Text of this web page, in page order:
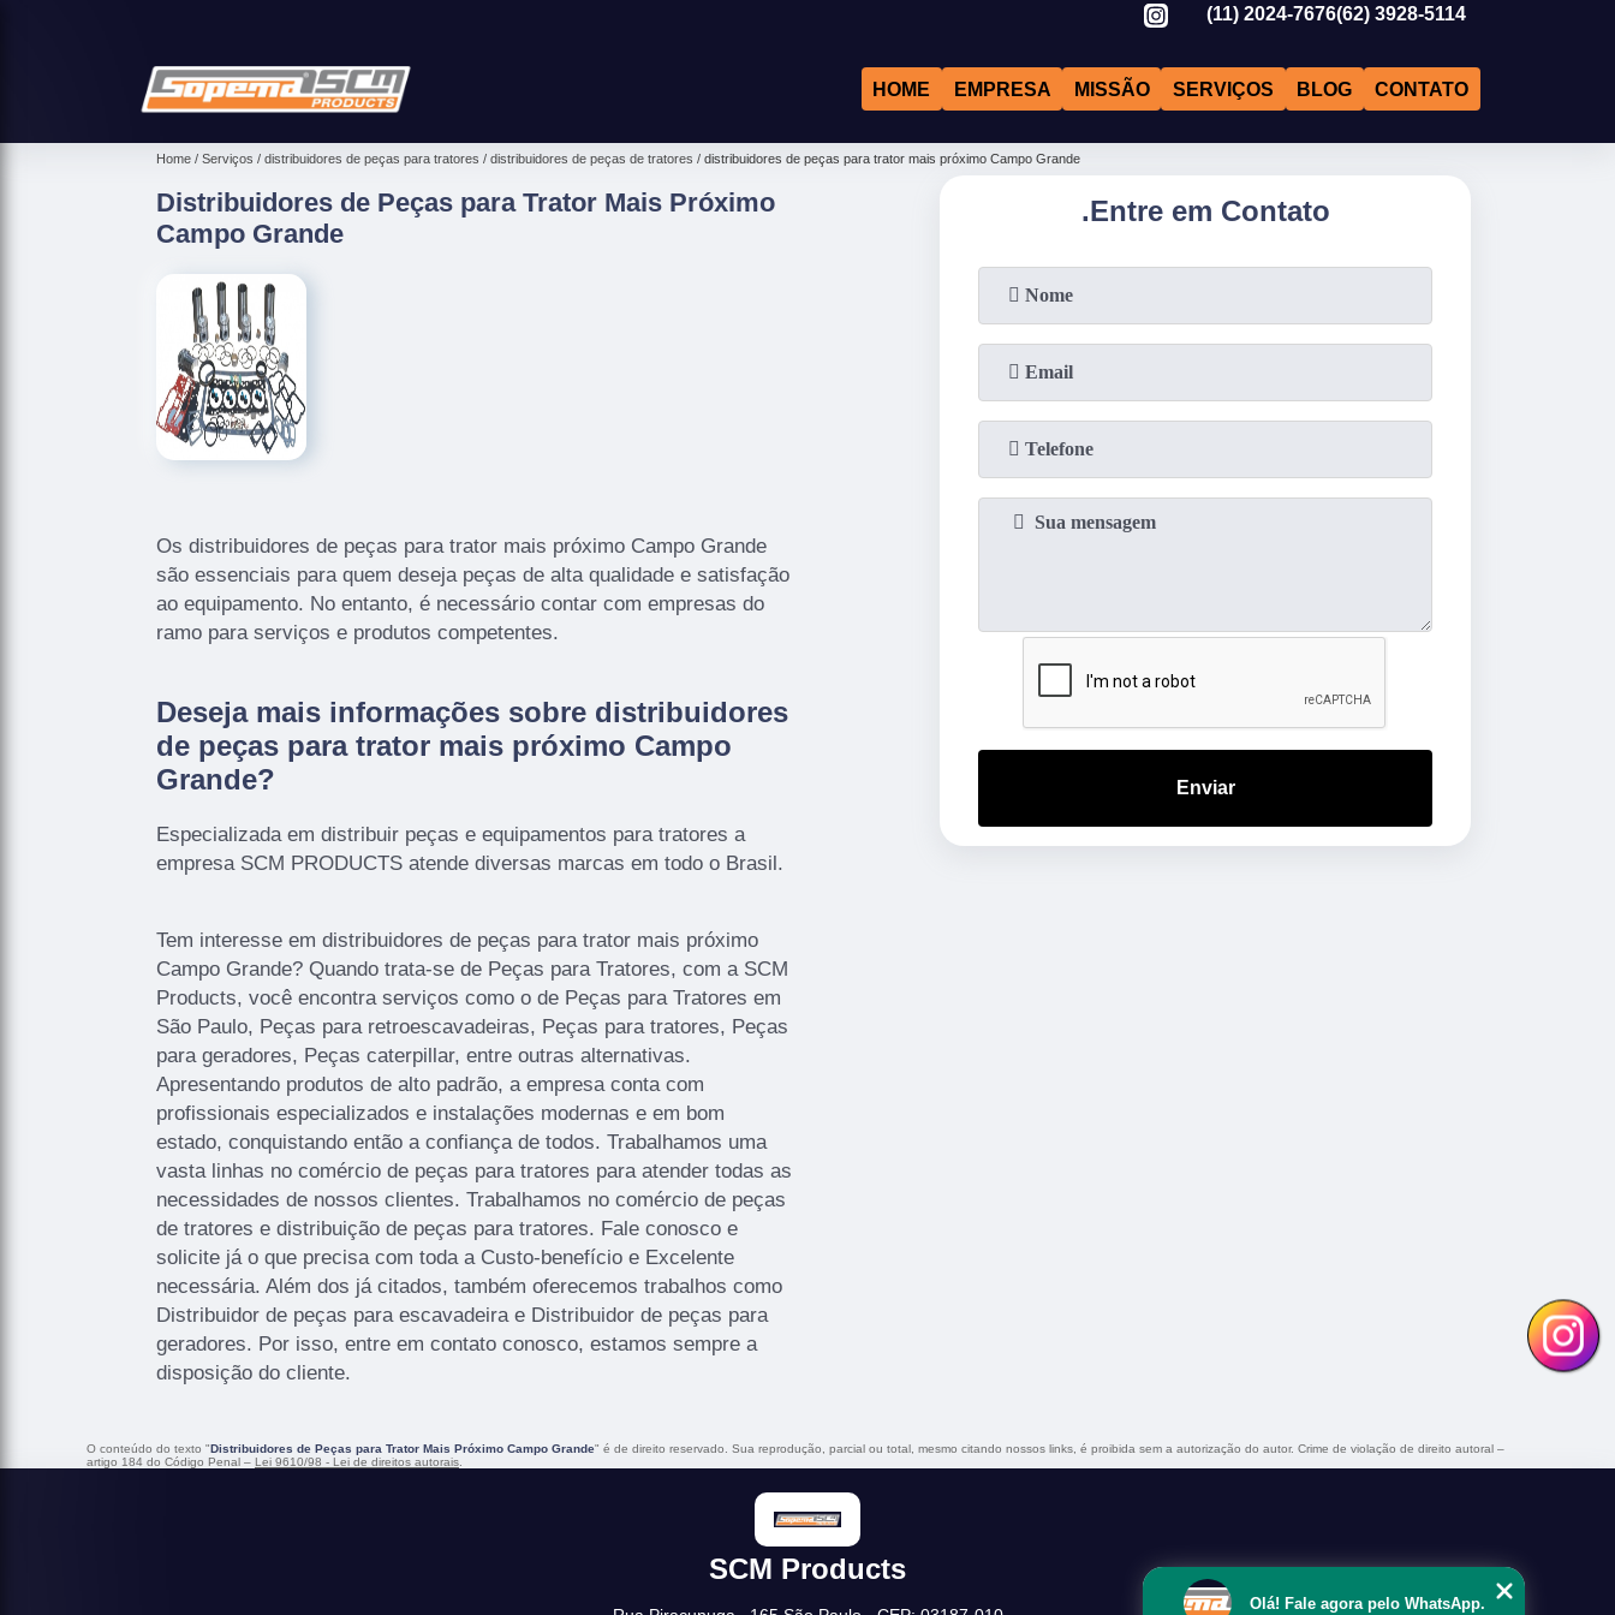
(11) 2024-7676(62) 3928-5114
HOME EMPRESA MISSÃO SERVIÇOS BLOG CONTATO
Home Serviços distribuidores de peças para tratores distribuidores de peças de tratores distribuidores de peças para trator mais próximo Campo Grande
Distribuidores de Peças para Trator Mais Próximo
Campo Grande
Os distribuidores de peças para trator mais próximo Campo Grande
são essenciais para quem deseja peças de alta qualidade e satisfação
ao equipamento. No entanto, é necessário contar com empresas do
ramo para serviços e produtos competentes.
Deseja mais informações sobre distribuidores
de peças para trator mais próximo Campo
Grande?
Especializada em distribuir peças e equipamentos para tratores a
empresa SCM PRODUCTS atende diversas marcas em todo o Brasil.
Tem interesse em distribuidores de peças para trator mais próximo
Campo Grande? Quando trata-se de Peças para Tratores, com a SCM
Products, você encontra serviços como o de Peças para Tratores em
São Paulo, Peças para retroescavadeiras, Peças para tratores, Peças
para geradores, Peças caterpillar, entre outras alternativas.
Apresentando produtos de alto padrão, a empresa conta com
profissionais especializados e instalações modernas e em bom
estado, conquistando então a confiança de todos. Trabalhamos uma
vasta linhas no comércio de peças para tratores para atender todas as
necessidades de nossos clientes. Trabalhamos no comércio de peças
de tratores e distribuição de peças para tratores. Fale conosco e
solicite já o que precisa com toda a Custo-benefício e Excelente
necessária. Além dos já citados, também oferecemos trabalhos como
Distribuidor de peças para escavadeira e Distribuidor de peças para
geradores. Por isso, entre em contato conosco, estamos sempre a
disposição do cliente.
.Entre em Contato
Enviar
O conteúdo do texto "Distribuidores de Peças para Trator Mais Próximo Campo Grande" é de direito reservado. Sua reprodução, parcial ou total, mesmo citando nossos links, é proibida sem a autorização do autor. Crime de violação de direito autoral –
artigo 184 do Código Penal – Lei 9610/98 - Lei de direitos autorais.
SCM Products
Olá! Fale agora pelo WhatsApp.